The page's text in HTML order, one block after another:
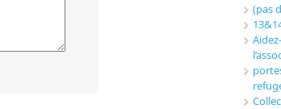
(pas